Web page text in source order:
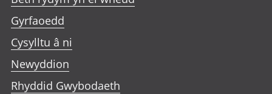
Gyrfaoedd
Cysylltu â ni
Newyddion
Rhyddid Gwybodaeth